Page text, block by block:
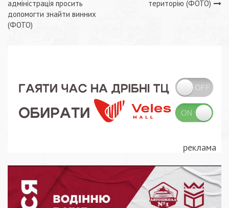
записів
адміністрація просить
допомогти знайти винних
(ФОТО)
територію (ФОТО)